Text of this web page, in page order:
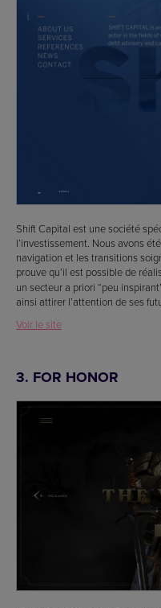
Shift Capital est une société
l’investissement. Nous avons
navigation et les transitions
prouve qu’il est possible de
un secteur a priori “peu
ainsi attirer l’attention de ses
Voir le site
3. FOR HONOR